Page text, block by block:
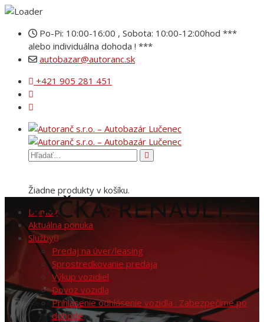
Po-Pi: 10:00-16:00 , Sobota: 10:00-12:00hod ***
alebo individuálna dohoda ! ***
autobazar@autoranc.sk
+421 905 281 451
Žiadne produkty v košíku.
Domov
Aktuálna ponuka
Služby
Predaj na úver/leasing
Sprostredkovanie predaja
Výkup vozidiel
Dovoz vozidla
Prihlasenie odhlásenie vozidla : Zabezpečíme po
dohode
ZNAČKA: RENAULT.